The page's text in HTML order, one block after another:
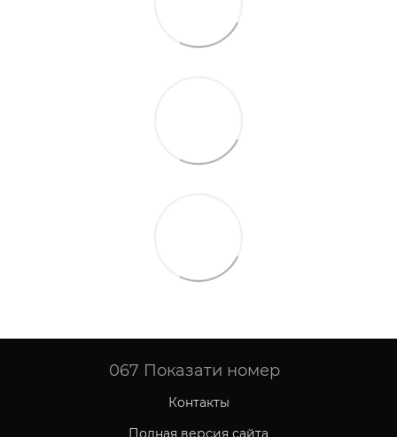
067 Показати номер
Контакты
Полная версия сайта